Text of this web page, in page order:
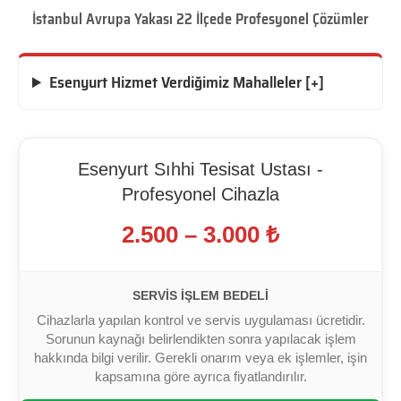
İstanbul Avrupa Yakası 22 İlçede Profesyonel Çözümler
Esenyurt Hizmet Verdiğimiz Mahalleler [+]
Esenyurt Sıhhi Tesisat Ustası -
Profesyonel Cihazla
2.500 – 3.000 ₺
SERVIS İŞLEM BEDELI
Cihazlarla yapılan kontrol ve servis uygulaması ücretidir.
Sorunun kaynağı belirlendikten sonra yapılacak işlem
hakkında bilgi verilir. Gerekli onarım veya ek işlemler, işin
kapsamına göre ayrıca fiyatlandırılır.